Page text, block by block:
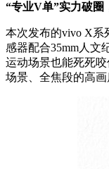
“专业V单”实力破圈
本次发布的vivo X系
感器配合35mm人文
运动场景也能死死咬
场景、全焦段的高画